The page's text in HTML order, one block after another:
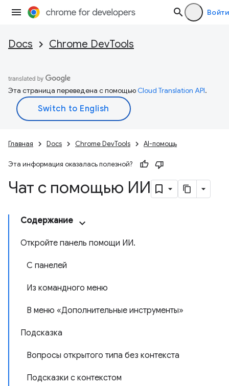
Войти
Docs Chrome DevTools
Эта страница переведена с помощьюCloud Translation API.
Главная Docs Chrome DevTools AI-помощь
Эта информация оказалась полезной?
Чат с помощью ИИ
Содержание
Откройте панель помощи ИИ.
С панелей
Из командного меню
В меню «Дополнительные инструменты»
Подсказка
Вопросы открытого типа без контекста
Подсказки с контекстом